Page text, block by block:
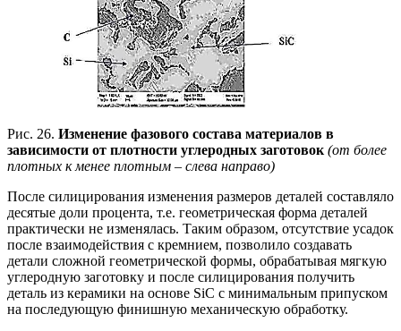
Рис. 26. Изменение фазового состава материалов в
зависимости от плотности углеродных заготовок(от более
плотных к менее плотным – слева направо)
После силицирования изменения размеров деталей составляло
десятые доли процента, т.е. геометрическая форма деталей
практически не изменялась. Таким образом, отсутствие усадок
после взаимодействия с кремнием, позволило создавать
детали сложной геометрической формы, обрабатывая мягкую
углеродную заготовку и после силицирования получить
деталь из керамики на основе SiC с минимальным припуском
на последующую финишную механическую обработку.